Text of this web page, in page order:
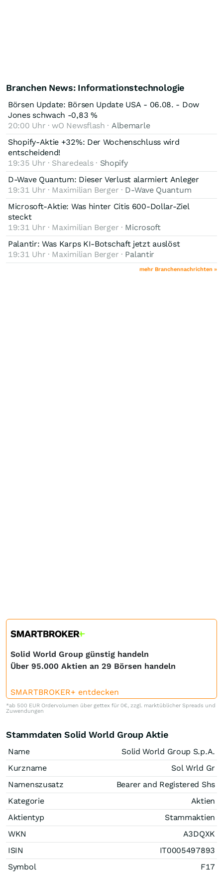
Branchen News: Informationstechnologie
Börsen Update: Börsen Update USA - 06.08. - Dow
Jones schwach -0,83 %
20:00 Uhr · wO Newsflash · Albemarle
Shopify-Aktie +32%: Der Wochenschluss wird
entscheidend!
19:35 Uhr · Sharedeals · Shopify
D-Wave Quantum: Dieser Verlust alarmiert Anleger
19:31 Uhr · Maximilian Berger · D-Wave Quantum
Microsoft-Aktie: Was hinter Citis 600-Dollar-Ziel
steckt
19:31 Uhr · Maximilian Berger · Microsoft
Palantir: Was Karps KI-Botschaft jetzt auslöst
19:31 Uhr · Maximilian Berger · Palantir
mehr Branchennachrichten »
Solid World Group günstig handeln
Über 95.000 Aktien an 29 Börsen handeln
SMARTBROKER+ entdecken
*ab 500 EUR Ordervolumen über gettex für 0€, zzgl. marktüblicher Spreads und
Zuwendungen
Stammdaten Solid World Group Aktie
Name
Solid World Group S.p.A.
Kurzname
Sol Wrld Gr
Namenszusatz
Bearer and Registered Shs
Kategorie
Aktien
Aktientyp
Stammaktien
WKN
A3DQXK
ISIN
IT0005497893
Symbol
F17